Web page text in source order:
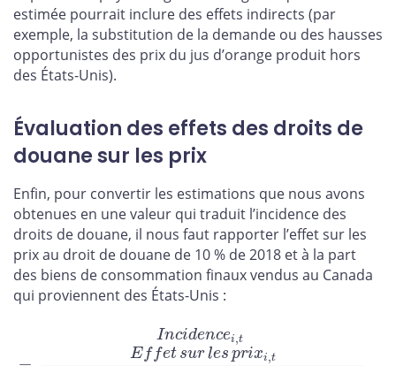
estimée pourrait inclure des effets indirects (par
exemple, la substitution de la demande ou des hausses
opportunistes des prix du jus d’orange produit hors
des États-Unis).
Évaluation des effets des droits de
douane sur les prix
Enfin, pour convertir les estimations que nous avons
obtenues en une valeur qui traduit l’incidence des
droits de douane, il nous faut rapporter l’effet sur les
prix au droit de douane de 10 % de 2018 et à la part
des biens de consommation finaux vendus au Canada
qui proviennent des États-Unis :
ixi,tTauxtarifaire∗(I